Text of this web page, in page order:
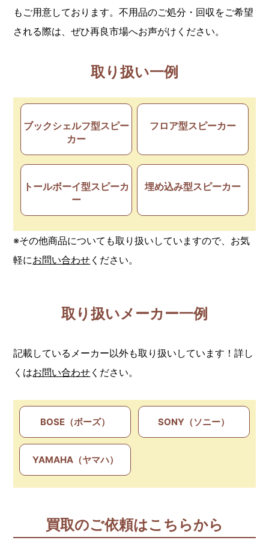
もご用意しております。不用品のご処分・回収をご希望
される際は、ぜひ再良市場へお声がけください。
取り扱い一例
ブックシェルフ型スピー
カー
フロア型スピーカー
トールボーイ型スピーカ
ー
埋め込み型スピーカー
※その他商品についても取り扱いしていますので、お気
軽にお問い合わせ ください。
取り扱いメーカー一例
記載しているメーカー以外も取り扱いしています！詳し
くはお問い合わせ ください。
BOSE（ボーズ） SONY（ソニー）
YAMAHA（ヤマハ）
買取のご依頼はこちらから